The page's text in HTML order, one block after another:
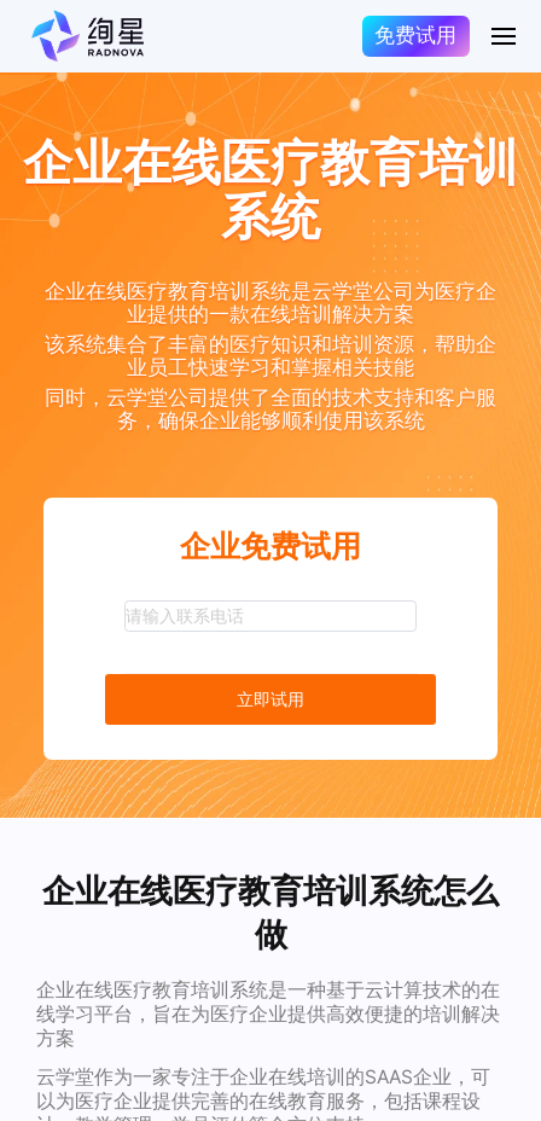
免费试用
企业在线医疗教育培训
系统
企业在线医疗教育培训系统是云学堂公司为医疗企
业提供的一款在线培训解决方案
该系统集合了丰富的医疗知识和培训资源，帮助企
业员工快速学习和掌握相关技能
同时，云学堂公司提供了全面的技术支持和客户服
务，确保企业能够顺利使用该系统
企业免费试用
立即试用
企业在线医疗教育培训系统怎么
做
企业在线医疗教育培训系统是一种基于云计算技术的在
线学习平台，旨在为医疗企业提供高效便捷的培训解决
方案
云学堂作为一家专注于企业在线培训的SAAS企业，可
以为医疗企业提供完善的在线教育服务，包括课程设